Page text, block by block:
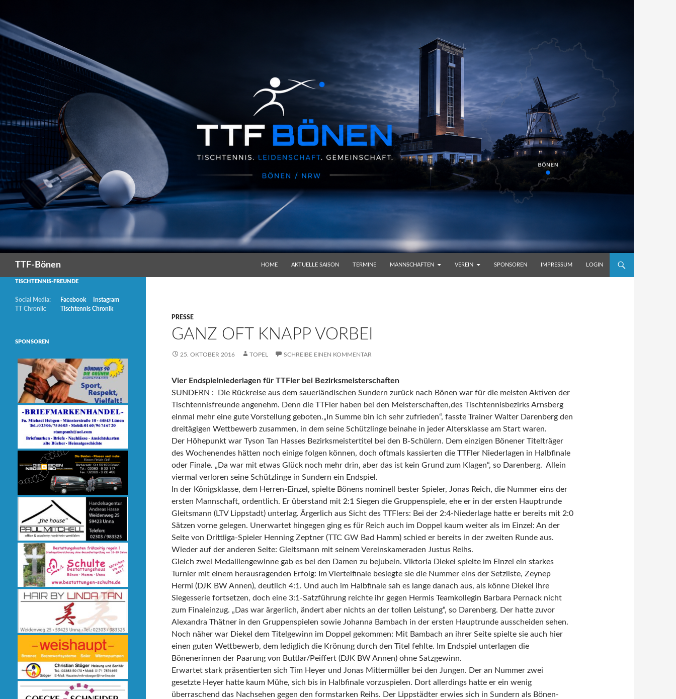
TTF-Bönen
HOME
AKTUELLE SAISON TERMINE MANNSCHAFTEN VEREIN SPONSOREN IMPRESSUM LOGIN
PRESSE
GANZ OFT KNAPP VORBEI
25. OKTOBER 2016 TOPEL SCHREIBE EINEN KOMMENTAR
Vier Endspielniederlagen für TTFler bei Bezirksmeisterschaften
SUNDERN : Die Rückreise aus dem sauerländischen Sundern zurück nach Bönen war für die meisten Aktiven der
Tischtennisfreunde angenehm. Denn die TTFler haben bei den Meisterschaften,des Tischtennisbezirks Arnsberg
einmal mehr eine gute Vorstellung geboten.„In Summe bin ich sehr zufrieden“, fasste Trainer Walter Darenberg den
dreitägigen Wettbewerb zusammen, in dem seine Schützlinge beinahe in jeder Altersklasse am Start waren.
Der Höhepunkt war Tyson Tan Hasses Bezirksmeistertitel bei den B-Schülern. Dem einzigen Bönener Titelträger
des Wochenendes hätten noch einige folgen können, doch oftmals kassierten die TTFler Niederlagen in Halbfinale
oder Finale. „Da war mit etwas Glück noch mehr drin, aber das ist kein Grund zum Klagen“, so Darenberg. Allein
viermal verloren seine Schützlinge in Sundern ein Endspiel.
In der Königsklasse, dem Herren-Einzel, spielte Bönens nominell bester Spieler, Jonas Reich, die Nummer eins der
ersten Mannschaft, ordentlich. Er überstand mit 2:1 Siegen die Gruppenspiele, ehe er in der ersten Hauptrunde
Gleitsmann (LTV Lippstadt) unterlag. Ärgerlich aus Sicht des TTFlers: Bei der 2:4-Niederlage hatte er bereits mit 2:0
Sätzen vorne gelegen. Unerwartet hingegen ging es für Reich auch im Doppel kaum weiter als im Einzel: An der
Seite von Drittliga-Spieler Henning Zeptner (TTC GW Bad Hamm) schied er bereits in der zweiten Runde aus.
Wieder auf der anderen Seite: Gleitsmann mit seinem Vereinskameraden Justus Reihs.
Gleich zwei Medaillengewinne gab es bei den Damen zu bejubeln. Viktoria Diekel spielte im Einzel ein starkes
Turnier mit einem herausragenden Erfolg: Im Viertelfinale besiegte sie die Nummer eins der Setzliste, Zeynep
Hermi (DJK BW Annen), deutlich 4:1. Und auch im Halbfinale sah es lange danach aus, als könne Diekel ihre
Siegesserie fortsetzen, doch eine 3:1-Satzführung reichte ihr gegen Hermis Teamkollegin Barbara Pernack nicht
zum Finaleinzug. „Das war ärgerlich, ändert aber nichts an der tollen Leistung“, so Darenberg. Der hatte zuvor
Alexandra Thätner in den Gruppenspielen sowie Johanna Bambach in der ersten Hauptrunde ausscheiden sehen.
Noch näher war Diekel dem Titelgewinn im Doppel gekommen: Mit Bambach an ihrer Seite spielte sie auch hier
einen guten Wettbewerb, dem lediglich die Krönung durch den Titel fehlte. Im Endspiel unterlagen die
Bönenerinnen der Paarung von Buttlar/Peiffert (DJK BW Annen) ohne Satzgewinn.
Erwartet stark präsentierten sich Tim Heyer und Jonas Mittermüller bei den Jungen. Der an Nummer zwei
gesetzte Heyer hatte kaum Mühe, sich bis in Halbfinale vorzuspielen. Dort allerdings hatte er ein wenig
überraschend das Nachsehen gegen den formstarken Reihs. Der Lippstädter erwies sich in Sundern als Bönen-
TISCHTENNIS-FREUNDE
Social Media: Facebook
Instagram
TT Chronik:
Tischtennis Chronik
SPONSOREN